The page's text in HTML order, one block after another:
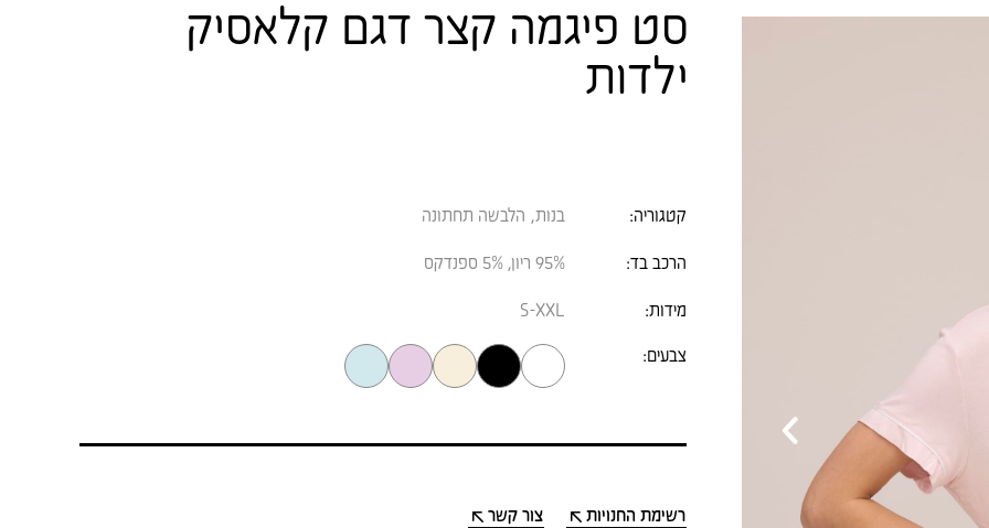
›
סט פיגמה קצר דגם קלאסיק
ילדות
קטגוריה:
הרכב בד:
מידות:
בנות, הלבשה תחתונה
95% ריון, 5% ספנדקס
S-XXL
צבעים:
רשימת החנויות צור קשר